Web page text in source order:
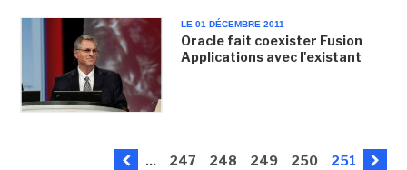
LE 01 DÉCEMBRE 2011
Oracle fait coexister Fusion
Applications avec l'existant
... 247 248 249 250
251